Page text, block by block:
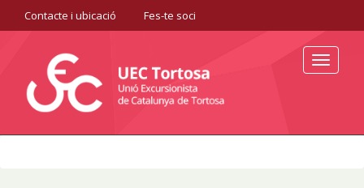
Contacte i ubicació Fes-te soci
Toggle